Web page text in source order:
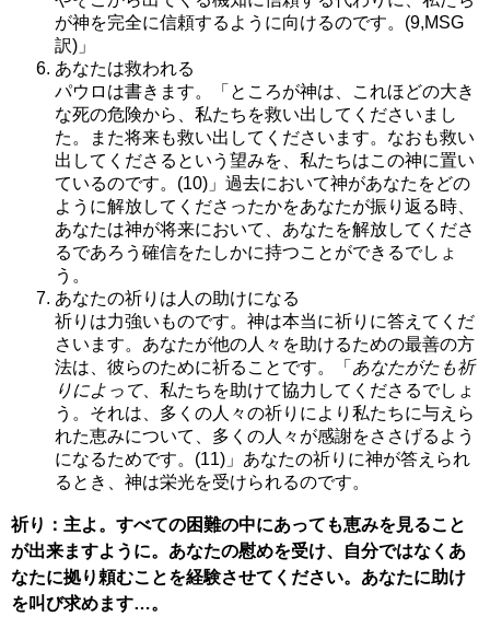
が神を完全に信頼するように向けるのです。(9,MSG
訳)」
あなたは救われる
パウロは書きます。「ところが神は、これほどの大き
な死の危険から、私たちを救い出してくださいまし
た。また将来も救い出してくださいます。なおも救い
出してくださるという望みを、私たちはこの神に置い
ているのです。(10)」過去において神があなたをどの
ように解放してくださったかをあなたが振り返る時、
あなたは神が将来において、あなたを解放してくださ
るであろう確信をたしかに持つことができるでしょ
う。
あなたの祈りは人の助けになる
祈りは力強いものです。神は本当に祈りに答えてくだ
さいます。あなたが他の人々を助けるための最善の方
法は、彼らのために祈ることです。「 あなたがたも祈
りによって、私たちを助けて協力してくださるでしょ
う。それは、多くの人々の祈りにより私たちに与えら
れた恵みについて、多くの人々が感謝をささげるよう
になるためです。(11)」あなたの祈りに神が答えられ
るとき、神は栄光を受けられるのです。
祈り：主よ。すべての困難の中にあっても恵みを見ること
が出来ますように。あなたの慰めを受け、自分ではなくあ
なたに拠り頼むことを経験させてください。あなたに助け
を叫び求めます…。